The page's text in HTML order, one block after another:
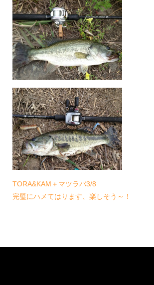
TORA&KAM＋マツラバ3/8
完璧にハメてはります、楽しそう～！